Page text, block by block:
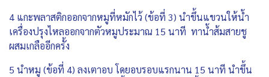
4 แกะพลาสติกออกจากหมูที่หมักไว้ (ข้อที่ 3) นำขึ้นแขวนให้น้ำ
เครื่องปรุงไหลออกจากตัวหมูประมาณ 15 นาที ทาน้ำส้มสายชู
ผสมเกลืออีกครั้ง
5 นำหมู (ข้อที่ 4) ลงเตาอบ โดยอบรอบแรกนาน 15 นาที นำขึ้น